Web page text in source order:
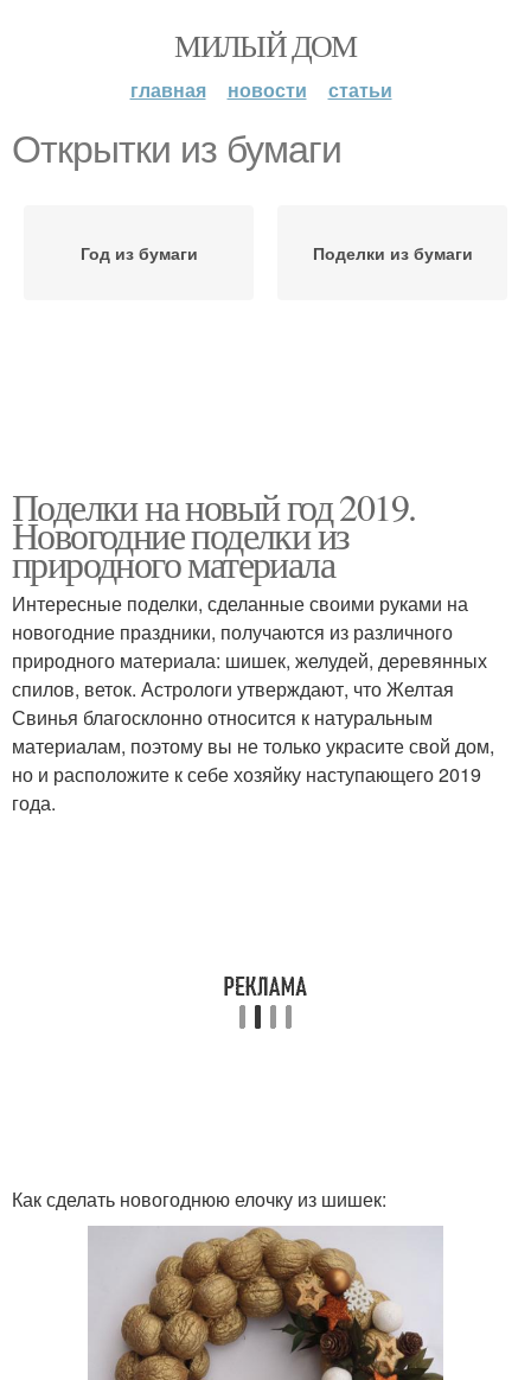
МИЛЫЙ ДОМ
главная новости статьи
Открытки из бумаги
Год из бумаги Поделки из бумаги
Поделки на новый год 2019.
Новогодние поделки из
природного материала
Интересные поделки, сделанные своими руками на
новогодние праздники, получаются из различного
природного материала: шишек, желудей, деревянных
спилов, веток. Астрологи утверждают, что Желтая
Свинья благосклонно относится к натуральным
материалам, поэтому вы не только украсите свой дом,
но и расположите к себе хозяйку наступающего 2019
года.
Как сделать новогоднюю елочку из шишек: